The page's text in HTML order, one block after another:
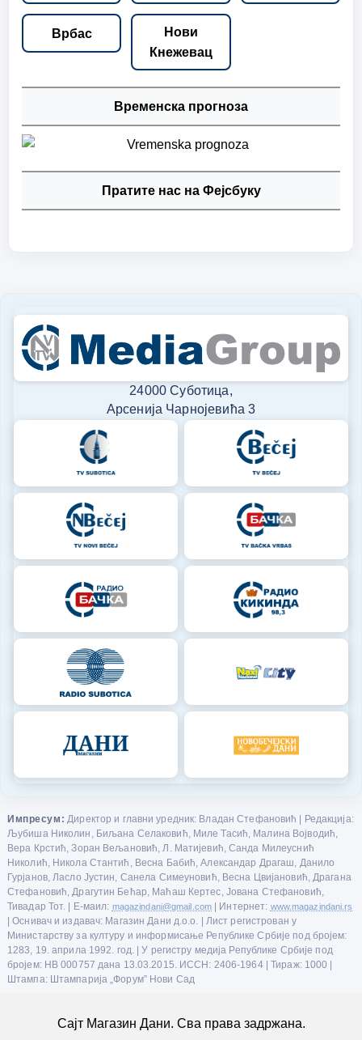
Врбас
Нови
Кнежевац
Временска прогноза
Пратите нас на Фејсбуку
24000 Суботица,
Арсенија Чарнојевића 3
Импресум: Директор и главни уредник: Владан Стефановић | Редакција:
Љубиша Николин, Биљана Селаковић, Миле Тасић, Малина Војводић,
Вера Крстић, Зоран Вељановић, Л. Матијевић, Санда Милеуснић
Николић, Никола Стантић, Весна Бабић, Александар Драгаш, Данило
Гурјанов, Ласло Јустин, Санела Симеуновић, Весна Цвијановић, Драгана
Стефановић, Драгутин Бећар, Маћаш Кертес, Јована Стефановић,
Тивадар Тот. | Е-маил: magazindani@gmail.com | Интернет: www.magazindani.rs
| Оснивач и издавач: Магазин Дани д.о.о. | Лист регистрован у
Министарству за културу и информисање Републике Србије под бројем:
1283, 19. априла 1992. год. | У регистру медија Републике Србије под
бројем: НВ 000757 дана 13.03.2015. ИССН: 2406-1964 | Тираж: 1000 |
Штампа: Штампарија „Форум” Нови Сад
Сајт Магазин Дани. Сва права задржана.